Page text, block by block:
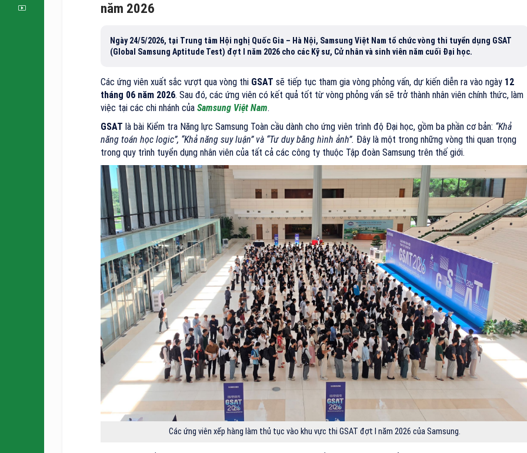
năm 2026
Ngày 24/5/2026, tại Trung tâm Hội nghị Quốc Gia – Hà Nội, Samsung Việt Nam tổ chức vòng thi tuyển dụng GSAT
(Global Samsung Aptitude Test) đợt I năm 2026 cho các Kỹ sư, Cử nhân và sinh viên năm cuối Đại học.
Các ứng viên xuất sắc vượt qua vòng thi GSAT sẽ tiếp tục tham gia vòng phỏng vấn, dự kiến diễn ra vào ngày 12
tháng 06 năm 2026. Sau đó, các ứng viên có kết quả tốt từ vòng phỏng vấn sẽ trở thành nhân viên chính thức, làm
việc tại các chi nhánh của Samsung Việt Nam.
GSAT là bài Kiểm tra Năng lực Samsung Toàn cầu dành cho ứng viên trình độ Đại học, gồm ba phần cơ bản: “Khả
năng toán học logic”, “Khả năng suy luận” và “Tư duy bằng hình ảnh”. Đây là một trong những vòng thi quan trọng
trong quy trình tuyển dụng nhân viên của tất cả các công ty thuộc Tập đoàn Samsung trên thế giới.
Các ứng viên xếp hàng làm thủ tục vào khu vực thi GSAT đợt I năm 2026 của Samsung.